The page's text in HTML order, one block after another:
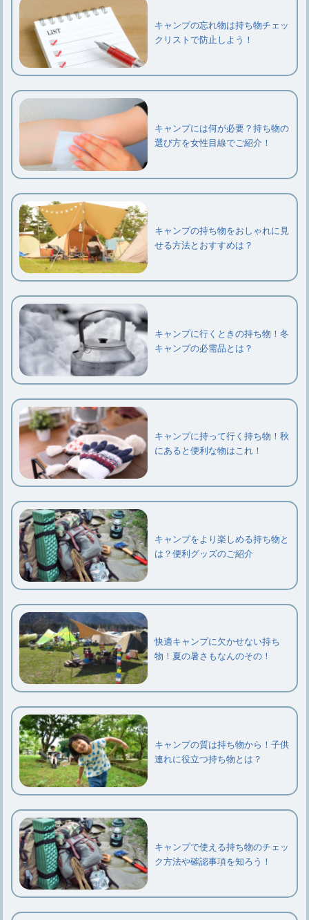
キャンプの忘れ物は持ち物チェッ
クリストで防止しよう！
キャンプには何が必要？持ち物の
選び方を女性目線でご紹介！
キャンプの持ち物をおしゃれに見
せる方法とおすすめは？
キャンプに行くときの持ち物！冬
キャンプの必需品とは？
キャンプに持って行く持ち物！秋
にあると便利な物はこれ！
キャンプをより楽しめる持ち物と
は？便利グッズのご紹介
快適キャンプに欠かせない持ち
物！夏の暑さもなんのその！
キャンプの質は持ち物から！子供
連れに役立つ持ち物とは？
キャンプで使える持ち物のチェッ
ク方法や確認事項を知ろう！